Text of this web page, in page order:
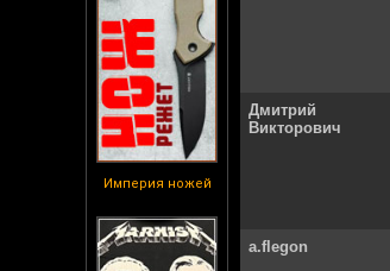
Империя ножей
Дмитрий
Викторович
a.flegon